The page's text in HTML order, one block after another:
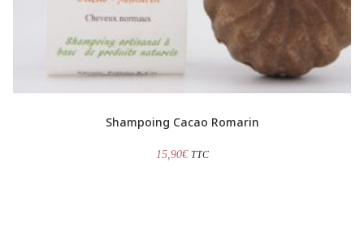
Shampoing Cacao Romarin
15,90€ TTC